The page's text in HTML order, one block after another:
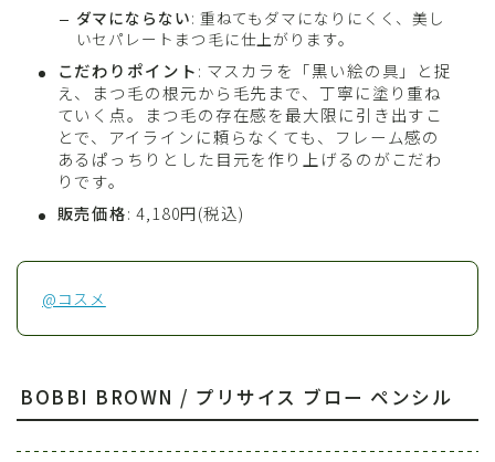
ダマにならない: 重ねてもダマになりにくく、美し
いセパレートまつ毛に仕上がります。
こだわりポイント: マスカラを「黒い絵の具」と捉
え、まつ毛の根元から毛先まで、丁寧に塗り重ね
ていく点。まつ毛の存在感を最大限に引き出すこ
とで、アイラインに頼らなくても、フレーム感の
あるぱっちりとした目元を作り上げるのがこだわ
りです。
販売価格: 4,180円(税込)
@コスメ
BOBBI BROWN / プリサイス ブロー ペンシル